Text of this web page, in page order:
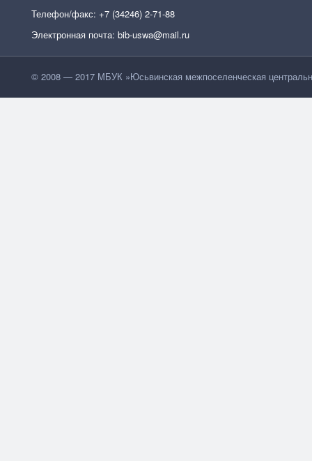
Телефон/факс: +7 (34246) 2-71-88
Электронная почта: bib-uswa@mail.ru
© 2008 — 2017 МБУК »Юсьвинская межпоселенческая